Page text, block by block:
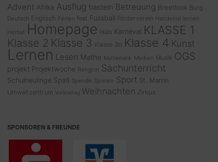
Advent Afrika Ausflug basteln Betreuung Breetlook Burg
Deutsch Englisch Ferien fest Fussball Förderverein
Handelnd lernen
Herbst Homepage Hüls Karneval KLASSE 1
Klasse 2 Klasse 3 Klasse 3b Klasse 4 Kunst
Lernen Lesen Mathe Mathematik Medien Musik OGS
projekt Projektwoche Religion Sachunterricht
Schulneulinge Spaß Spende Spielen Sport St. Martin
Umweltzentrum Vorlesetag Weihnachten Zirkus
SPONSOREN & FREUNDE